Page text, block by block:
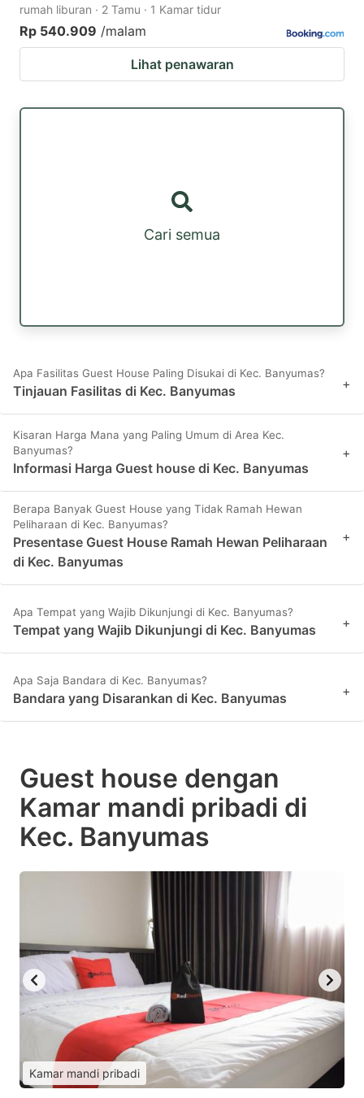
rumah liburan · 2 Tamu · 1 Kamar tidur
Rp 540.909 /malam
Lihat penawaran
Cari semua
Apa Fasilitas Guest House Paling Disukai di Kec. Banyumas?
Tinjauan Fasilitas di Kec. Banyumas +
Kisaran Harga Mana yang Paling Umum di Area Kec.
Banyumas?
Informasi Harga Guest house di Kec. Banyumas
+
Berapa Banyak Guest House yang Tidak Ramah Hewan
Peliharaan di Kec. Banyumas?
Presentase Guest House Ramah Hewan Peliharaan
di Kec. Banyumas
+
Apa Tempat yang Wajib Dikunjungi di Kec. Banyumas?
Tempat yang Wajib Dikunjungi di Kec. Banyumas +
Apa Saja Bandara di Kec. Banyumas?
Bandara yang Disarankan di Kec. Banyumas +
Guest house dengan
Kamar mandi pribadi di
Kec. Banyumas
Kamar mandi pribadi